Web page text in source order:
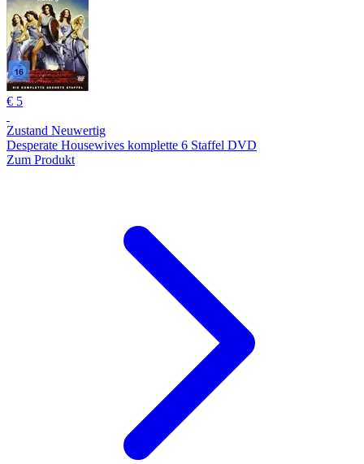
€ 5
Zustand Neuwertig
Desperate Housewives komplette 6 Staffel DVD
Zum Produkt